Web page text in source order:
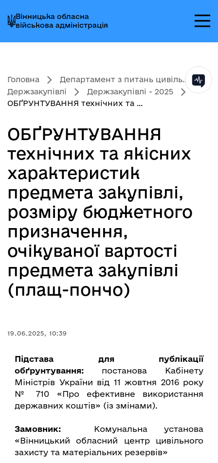
до
головного
меню
до
головного
вмісту
до
головного
колонтитула
Вінницька обласна
військова адміністрація
Головна
Департамент з питань цивіль...
Держзакупівлі
Держзакупівлі - 2025
ОБҐРУНТУВАННЯ технічних та ...
ОБҐРУНТУВАННЯ
технічних та якісних
характеристик
предмета закупівлі,
розміру бюджетного
призначення,
очікуваної вартості
предмета закупівлі
(плащ-пончо)
19.06.2025, 10:39
Підстава для публікації
обґрунтування: постанова Кабінету
Міністрів України від 11 жовтня 2016 року
№ 710 «Про ефективне використання
державних коштів» (із змінами).
Замовник: Комунальна установа
«Вінницький обласний центр цивільного
захисту та матеріальних резервів»